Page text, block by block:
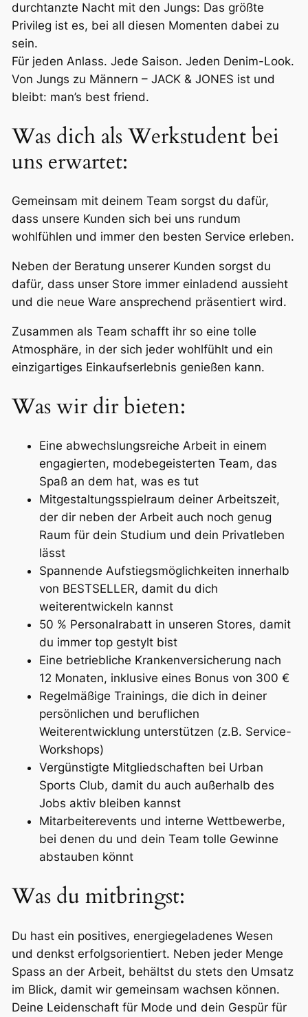
durchtanzte Nacht mit den Jungs: Das größte
Privileg ist es, bei all diesen Momenten dabei zu
sein.
Für jeden Anlass. Jede Saison. Jeden Denim-Look.
Von Jungs zu Männern – JACK & JONES ist und
bleibt: man’s best friend.
Was dich als Werkstudent bei
uns erwartet:
Gemeinsam mit deinem Team sorgst du dafür,
dass unsere Kunden sich bei uns rundum
wohlfühlen und immer den besten Service erleben.
Neben der Beratung unserer Kunden sorgst du
dafür, dass unser Store immer einladend aussieht
und die neue Ware ansprechend präsentiert wird.
Zusammen als Team schafft ihr so eine tolle
Atmosphäre, in der sich jeder wohlfühlt und ein
einzigartiges Einkaufserlebnis genießen kann.
Was wir dir bieten:
Eine abwechslungsreiche Arbeit in einem
engagierten, modebegeisterten Team, das
Spaß an dem hat, was es tut
Mitgestaltungsspielraum deiner Arbeitszeit,
der dir neben der Arbeit auch noch genug
Raum für dein Studium und dein Privatleben
lässt
Spannende Aufstiegsmöglichkeiten innerhalb
von BESTSELLER, damit du dich
weiterentwickeln kannst
50 % Personalrabatt in unseren Stores, damit
du immer top gestylt bist
Eine betriebliche Krankenversicherung nach
12 Monaten, inklusive eines Bonus von 300 €
Regelmäßige Trainings, die dich in deiner
persönlichen und beruflichen
Weiterentwicklung unterstützen (z.B. Service-
Workshops)
Vergünstigte Mitgliedschaften bei Urban
Sports Club, damit du auch außerhalb des
Jobs aktiv bleiben kannst
Mitarbeiterevents und interne Wettbewerbe,
bei denen du und dein Team tolle Gewinne
abstauben könnt
Was du mitbringst:
Du hast ein positives, energiegeladenes Wesen
und denkst erfolgsorientiert. Neben jeder Menge
Spass an der Arbeit, behältst du stets den Umsatz
im Blick, damit wir gemeinsam wachsen können.
Deine Leidenschaft für Mode und dein Gespür für